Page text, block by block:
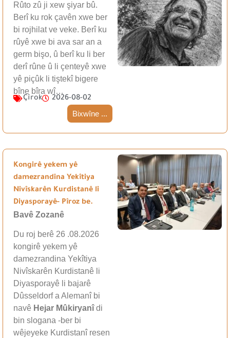
Rûto zû ji xew şiyar bû.
Berî ku rok çavên xwe ber
bi rojhilat ve veke. Berî ku
rûyê xwe bi ava sar an a
germ bişo, û berî ku li ber
derî rûne û li çenteyê xwe
yê piçûk li tiştekî bigere
bîne bîra wî…
Çîrok 2026-08-02
Bixwîne ...
Kongirê yekem yê
damezrandina Yekîtiya
Nivîskarên Kurdistanê li
Diyasporayê- Pîroz be.
Bavê Zozanê
Du roj berê 26 .08.2026
kongirê yekem yê
damezrandina Yekîtiya
Nivîskarên Kurdistanê li
Diyasporayê li bajarê
Dûsseldorf a Alemanî bi
navê Hejar Mûkiryanîdi
bin slogana -ber bi
wêjeyeke Kurdistanî resen